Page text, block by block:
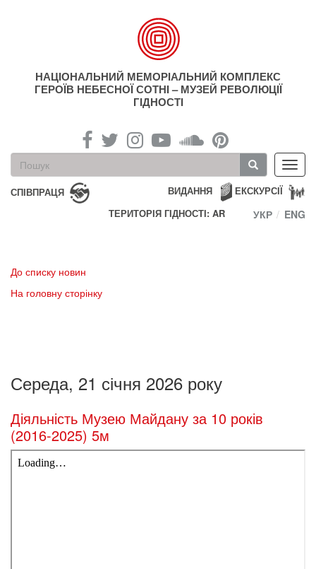
НАЦІОНАЛЬНИЙ МЕМОРІАЛЬНИЙ КОМПЛЕКС
ГЕРОЇВ НЕБЕСНОЇ СОТНІ – МУЗЕЙ РЕВОЛЮЦІЇ
ГІДНОСТІ
Пошукова
форма
Пошук
СПІВПРАЦЯ ЕКСКУРСІЇ
ВИДАННЯ
ТЕРИТОРІЯ ГІДНОСТІ: AR
УКР ENG
До списку новин
На головну сторінку
Середа, 21 січня 2026 року
Діяльність Музею Майдану за 10 років
(2016-2025) 5м